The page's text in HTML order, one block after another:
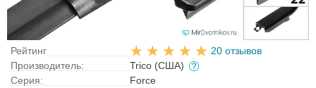
Рейтинг
20 отзывов
Производитель:
Trico (США)
Серия:
Force